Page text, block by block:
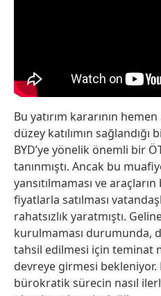
Bu yatırım kararının
düzey katılımın
BYD’ye yönelik önemli bir
tanınmıştı. Ancak bu
yansıtılmaması ve
fiyatlarla satılması
rahatsızlık yaratmıştı.
kurulmaması durumunda,
tahsil edilmesi için teminat
devreye girmesi bekleniyor.
bürokratik sürecin nasıl